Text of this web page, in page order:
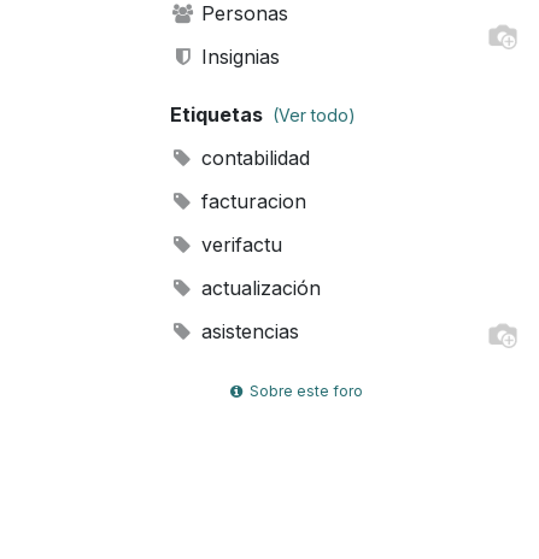
Personas
Insignias
Etiquetas (Ver todo)
contabilidad
facturacion
verifactu
actualización
asistencias
Sobre este foro